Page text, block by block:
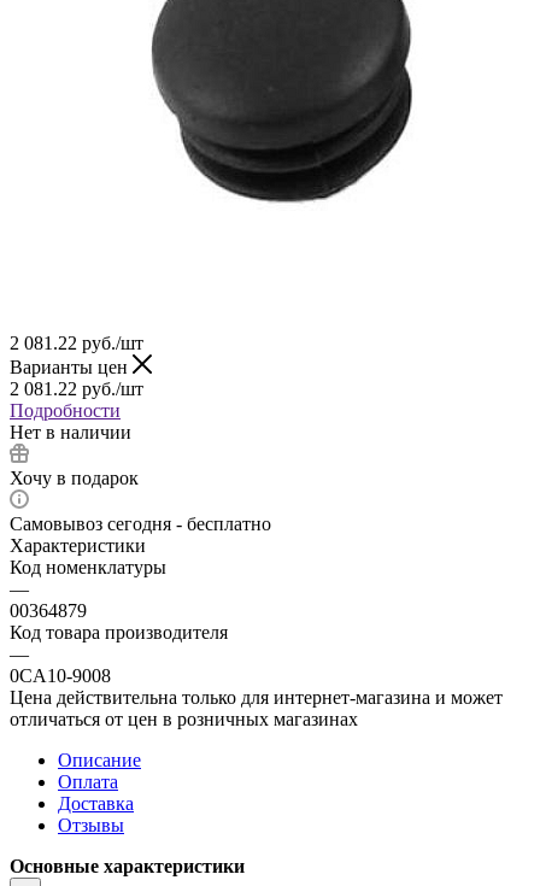
2 081.22 руб./шт
Варианты цен
2 081.22 руб./шт
Подробности
Нет в наличии
Хочу в подарок
Самовывоз сегодня - бесплатно
Характеристики
Код номенклатуры
—
00364879
Код товара производителя
—
0CA10-9008
Цена действительна только для интернет-магазина и может
отличаться от цен в розничных магазинах
Описание
Оплата
Доставка
Отзывы
Основные характеристики